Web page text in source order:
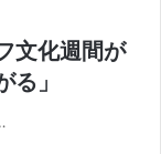
文化週間が
」